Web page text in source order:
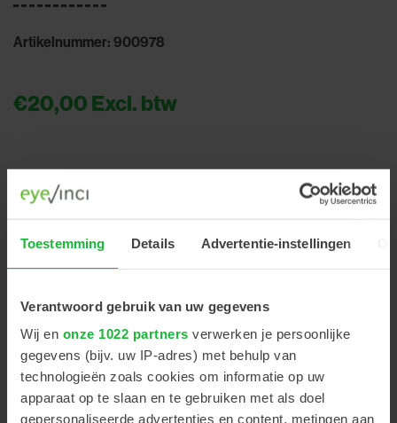
Toestemming Details Advertentie-instellingen
Verantwoord gebruik van uw gegevens
Wij en onze 1022 partners verwerken je persoonlijke
gegevens (bijv. uw IP-adres) met behulp van
technologieën zoals cookies om informatie op uw
apparaat op te slaan en te gebruiken met als doel
gepersonaliseerde advertenties en content, metingen aan
Artikelnummer: 900978
€20,00 Excl. btw
+
schroefpad/kunststof bek
PRODUCT OMSCHRIJVING